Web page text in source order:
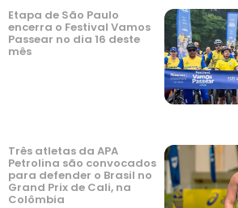
Etapa de São Paulo
encerra o Festival Vamos
Passear no dia 16 deste
mês
Três atletas da APA
Petrolina são convocados
para defender o Brasil no
Grand Prix de Cali, na
Colômbia